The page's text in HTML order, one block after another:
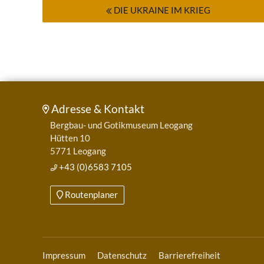
DIE UKRAINE IM KRIEG
Adresse & Kontakt
Bergbau- und Gotikmuseum Leogang
Hütten 10
5771 Leogang
+43 (0)6583 7105
Routenplaner
Impressum Datenschutz Barrierefreiheit